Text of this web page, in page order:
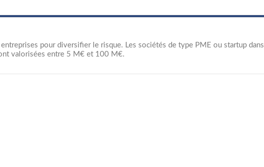
pour diversifier le risque. Les sociétés de type PME ou startup dans
valorisées entre 5 M€ et 100 M€.